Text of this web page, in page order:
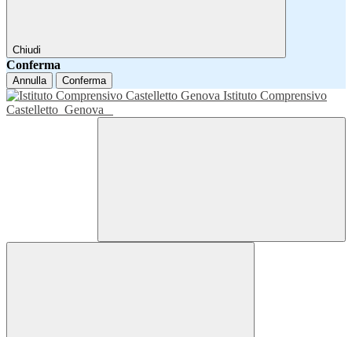
Chiudi
Conferma
Annulla Conferma
Istituto Comprensivo
Castelletto Genova